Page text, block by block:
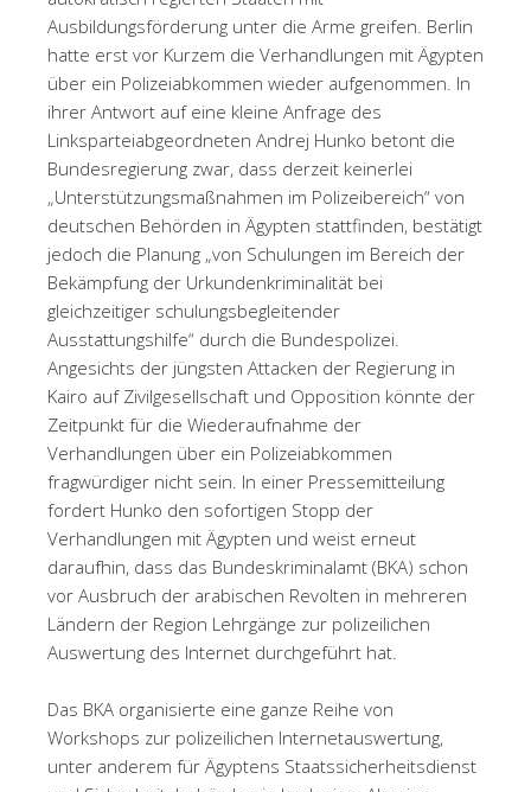
Ausbildungsförderung unter die Arme greifen. Berlin
hatte erst vor Kurzem die Verhandlungen mit Ägypten
über ein Polizeiabkommen wieder aufgenommen. In
ihrer Antwort auf eine kleine Anfrage des
Linksparteiabgeordneten Andrej Hunko betont die
Bundesregierung zwar, dass derzeit keinerlei
„Unterstützungsmaßnahmen im Polizeibereich“ von
deutschen Behörden in Ägypten stattfinden, bestätigt
jedoch die Planung „von Schulungen im Bereich der
Bekämpfung der Urkundenkriminalität bei
gleichzeitiger schulungsbegleitender
Ausstattungshilfe“ durch die Bundespolizei.
Angesichts der jüngsten Attacken der Regierung in
Kairo auf Zivilgesellschaft und Opposition könnte der
Zeitpunkt für die Wiederaufnahme der
Verhandlungen über ein Polizeiabkommen
fragwürdiger nicht sein. In einer Pressemitteilung
fordert Hunko den sofortigen Stopp der
Verhandlungen mit Ägypten und weist erneut
daraufhin, dass das Bundeskriminalamt (BKA) schon
vor Ausbruch der arabischen Revolten in mehreren
Ländern der Region Lehrgänge zur polizeilichen
Auswertung des Internet durchgeführt hat.
Das BKA organisierte eine ganze Reihe von
Workshops zur polizeilichen Internetauswertung,
unter anderem für Ägyptens Staatssicherheitsdienst